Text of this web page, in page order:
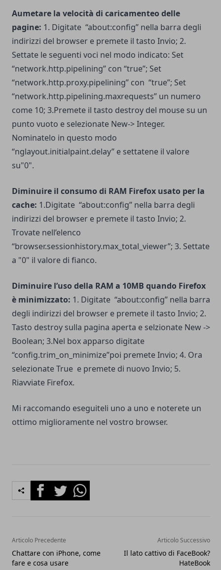
Aumetare la velocità di caricamenteo delle
pagine: 1. Digitate “about:config” nella barra degli
indirizzi del browser e premete il tasto Invio; 2.
Settate le seguenti voci nel modo indicato: Set
“network.http.pipelining” con “true”; Set
“network.http.proxy.pipelining” con “true”; Set
“network.http.pipelining.maxrequests” un numero
come 10; 3.Premete il tasto destroy del mouse su un
punto vuoto e selezionate New-> Integer.
Nominatelo in questo modo
“nglayout.initialpaint.delay” e settatene il valore
su"0".
Diminuire il consumo di RAM Firefox usato per la
cache: 1.Digitate “about:config” nella barra degli
indirizzi del browser e premete il tasto Invio; 2.
Trovate nell’elenco
“browser.sessionhistory.max_total_viewer”; 3. Settate
a "0" il valore di fianco.
Diminuire l’uso della RAM a 10MB quando Firefox
è minimizzato: 1. Digitate “about:config” nella barra
degli indirizzi del browser e premete il tasto Invio; 2.
Tasto destroy sulla pagina aperta e selzionate New ->
Boolean; 3.Nel box apparso digitate
“config.trim_on_minimize”poi premete Invio; 4. Ora
selezionate True e premete di nuovo Invio; 5.
Riavviate Firefox.
Mi raccomando eseguiteli uno a uno e noterete un
ottimo miglioramente nel vostro browser.
FacebookTwitterWhatsapp
Articolo Precedente
Chattare con iPhone, come
fare e cosa usare
Articolo Successivo
Il lato cattivo di FaceBook?
HateBook